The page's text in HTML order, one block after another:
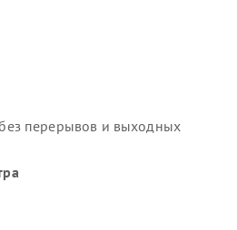
перерывов и выходных